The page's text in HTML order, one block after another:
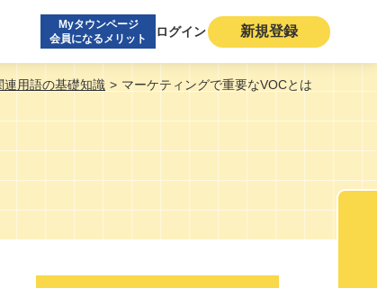
Myタウンページ
会員になるメリット
ログイン 新規登録
連用語の基礎知識 マーケティングで重要なVOCとは